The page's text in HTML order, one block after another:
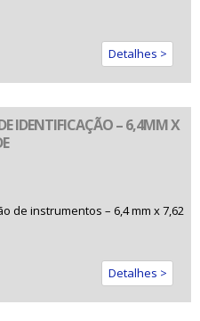
Detalhes >
IDENTIFICAÇÃO – 6,4MM X
de instrumentos – 6,4 mm x 7,62
Detalhes >